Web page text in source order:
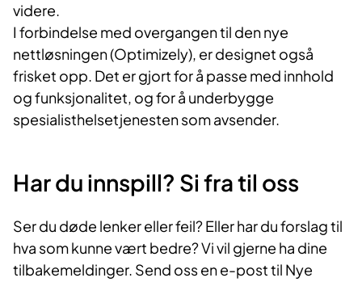
videre.
I forbindelse med overgangen til den nye
nettløsningen (Optimizely), er designet også
frisket opp. Det er gjort for å passe med innhold
og funksjonalitet, og for å underbygge
spesialisthelsetjenesten som avsender.
Har du innspill? Si fra til oss
Ser du døde lenker eller feil? Eller har du forslag til
hva som kunne vært bedre? Vi vil gjerne ha dine
tilbakemeldinger. Send oss en e-post til Nye